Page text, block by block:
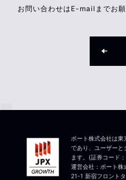
お問い合わせはE-mailまでお願
ポート株式会社は
であり、ユーザーと
ます。(証券コード
運営会社：ポート
21-1 新宿フロント